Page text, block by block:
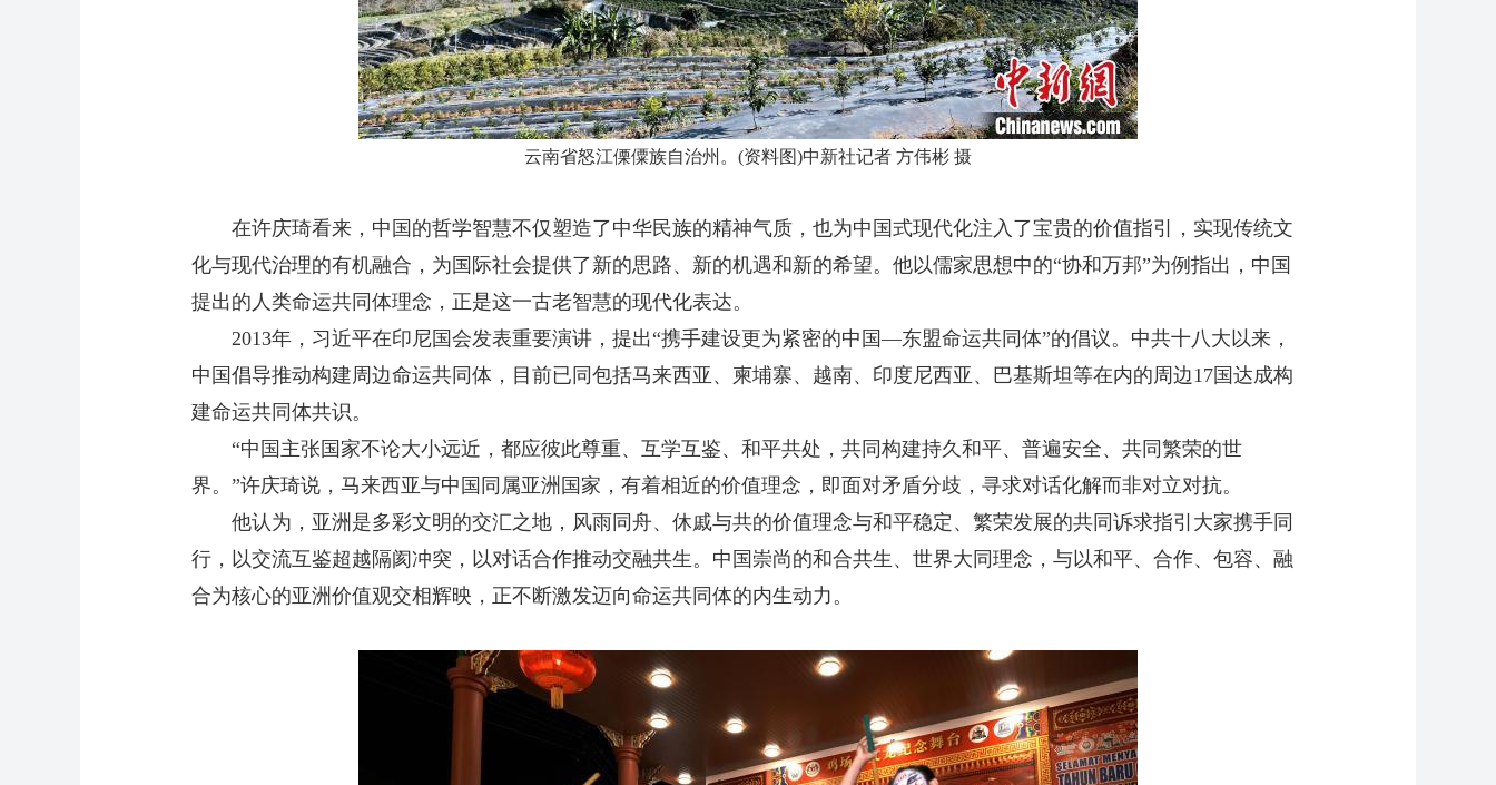
云南省怒江傈僳族自治州。(资料图)中新社记者 方伟彬 摄
在许庆琦看来，中国的哲学智慧不仅塑造了中华民族的精神气质，也为中国式现代化注入了宝贵的价值指引，实现传统文
化与现代治理的有机融合，为国际社会提供了新的思路、新的机遇和新的希望。他以儒家思想中的“协和万邦”为例指出，中国
提出的人类命运共同体理念，正是这一古老智慧的现代化表达。
2013年，习近平在印尼国会发表重要演讲，提出“携手建设更为紧密的中国—东盟命运共同体”的倡议。中共十八大以来，
中国倡导推动构建周边命运共同体，目前已同包括马来西亚、柬埔寨、越南、印度尼西亚、巴基斯坦等在内的周边17国达成构
建命运共同体共识。
“中国主张国家不论大小远近，都应彼此尊重、互学互鉴、和平共处，共同构建持久和平、普遍安全、共同繁荣的世
界。”许庆琦说，马来西亚与中国同属亚洲国家，有着相近的价值理念，即面对矛盾分歧，寻求对话化解而非对立对抗。
他认为，亚洲是多彩文明的交汇之地，风雨同舟、休戚与共的价值理念与和平稳定、繁荣发展的共同诉求指引大家携手同
行，以交流互鉴超越隔阂冲突，以对话合作推动交融共生。中国崇尚的和合共生、世界大同理念，与以和平、合作、包容、融
合为核心的亚洲价值观交相辉映，正不断激发迈向命运共同体的内生动力。